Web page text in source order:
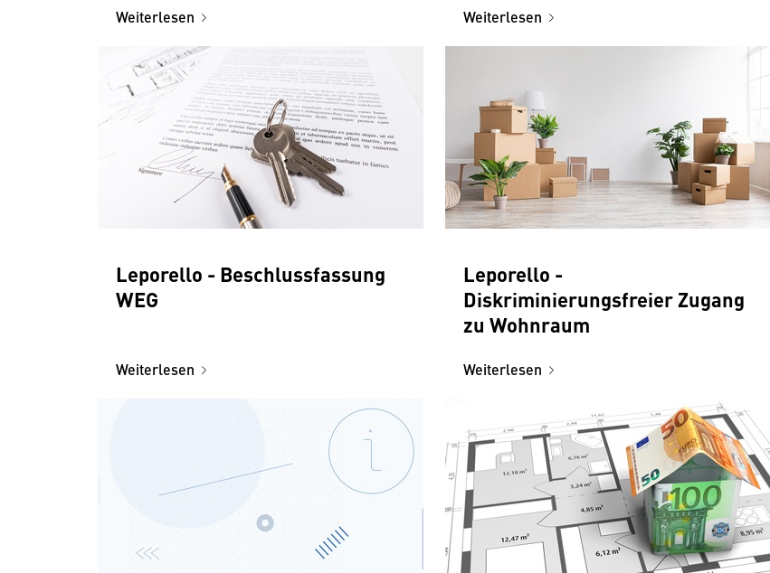
Weiterlesen Weiterlesen
Leporello - Beschlussfassung
WEG
Weiterlesen
Leporello -
Diskriminierungsfreier Zugang
zu Wohnraum
Weiterlesen